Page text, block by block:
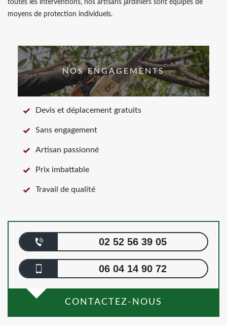
toutes les interventions, nos artisans jardiniers sont équipés de
moyens de protection individuels.
NOS ENGAGEMENTS
Devis et déplacement gratuits
Sans engagement
Artisan passionné
Prix imbattable
Travail de qualité
02 52 56 39 05
06 04 14 90 72
CONTACTEZ-NOUS